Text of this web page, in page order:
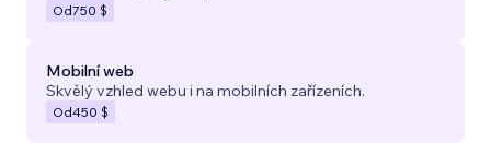
Od750 $
Mobilní web
Skvělý vzhled webu i na mobilních zařízeních.
Od450 $